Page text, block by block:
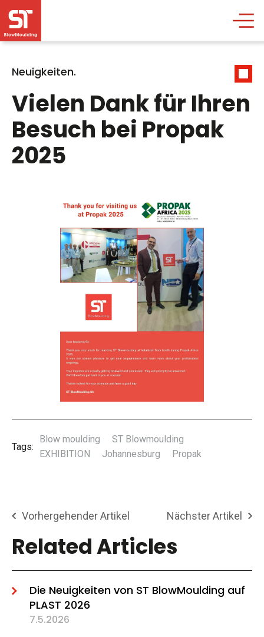
Neuigkeiten.
Vielen Dank für Ihren
Besuch bei Propak
2025
Tags:
Blow moulding
ST Blowmoulding
EXHIBITION
Johannesburg Propak
Vorhergehender Artikel Nächster Artikel
Related Articles
Die Neuigkeiten von ST BlowMoulding auf
PLAST 2026
7.5.2026